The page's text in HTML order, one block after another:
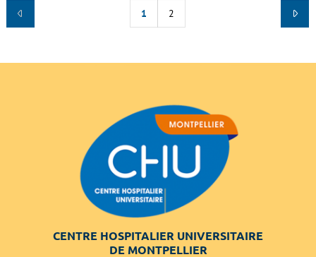
1 2
CENTRE HOSPITALIER UNIVERSITAIRE
DE MONTPELLIER